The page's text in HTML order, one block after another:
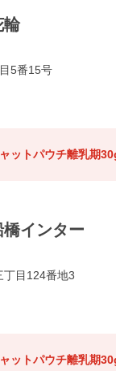
輪
5番15号
ットパウチ離乳期
インター
丁目124番地3
ットパウチ離乳期